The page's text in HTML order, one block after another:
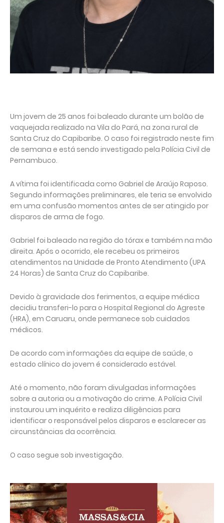
Um jovem de 25 anos foi baleado durante um bolão de
vaquejada realizado na Vila do Pará, na zona rural de
Santa Cruz do Capibaribe. O caso foi registrado neste fim
de semana e está sendo investigado pela Polícia Civil de
Pernambuco.
A vítima foi identificada como Gabriel de Araújo Raposo.
Segundo informações preliminares, ele teria se envolvido
em uma confusão momentos antes de ser atingido por
disparos de arma de fogo.
Gabriel foi baleado na região do tórax e também na mão
direita. Após o ocorrido, ele recebeu os primeiros
atendimentos na Unidade de Pronto Atendimento (UPA
24 Horas) de Santa Cruz do Capibaribe.
Devido à gravidade dos ferimentos, a equipe médica
decidiu transferi-lo para o Hospital Regional do Agreste
(HRA), em Caruaru, onde permanece sob cuidados
médicos.
De acordo com informações da equipe de saúde, o
estado clínico do jovem é considerado estável.
Até o momento, não foram divulgadas informações
sobre a autoria ou a motivação do crime. A Polícia Civil
instaurou um inquérito e realiza diligências para
identificar o responsável pelos disparos e esclarecer as
circunstâncias da ocorrência.
O caso segue sob investigação.